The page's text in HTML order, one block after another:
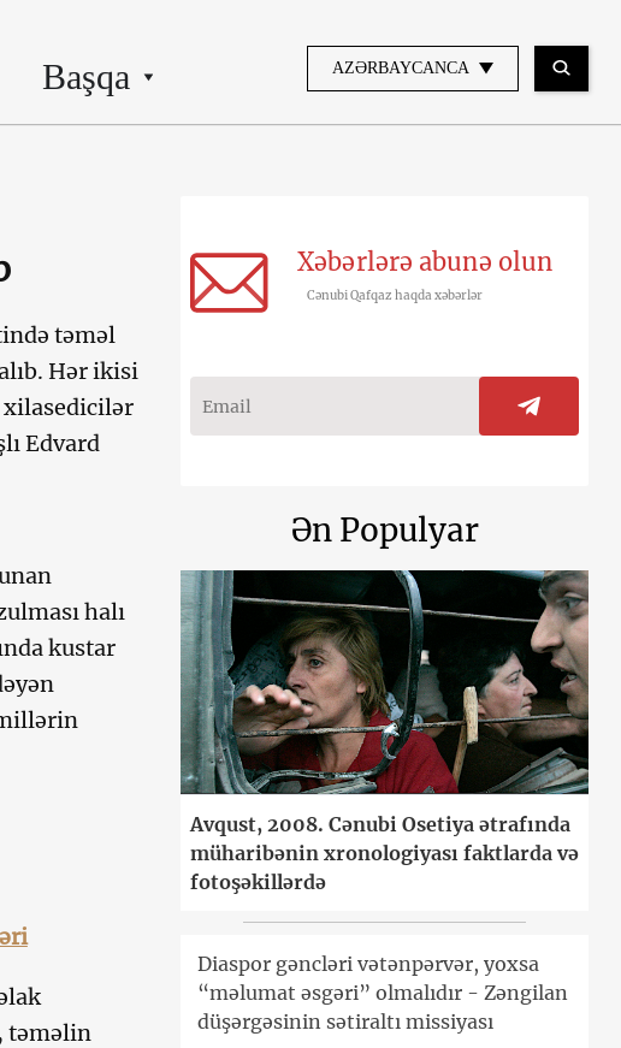
Başqa AZƏRBAYCANCA
təməl
Hər ikisi
xilasedicilər
Edvard
halı
kustar
təməlin
Xəbərlərə abunə olun
Cənubi Qafqaz haqda xəbərlər
Ən Populyar
Avqust, 2008. Cənubi Osetiya ətrafında
müharibənin xronologiyası faktlarda və
fotoşəkillərdə
Diaspor gəncləri vətənpərvər, yoxsa
“məlumat əsgəri” olmalıdır - Zəngilan
düşərgəsinin sətiraltı missiyası